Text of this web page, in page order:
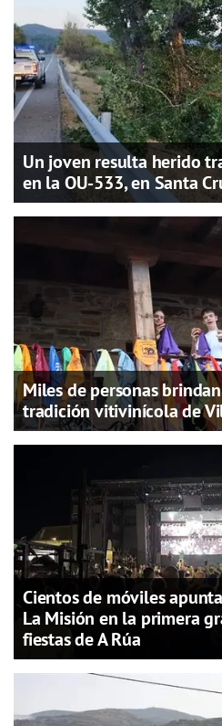
Un joven resulta herido
en la OU-533, en Santa
Miles de personas
tradición vitivinícola de
Cientos de móviles
La Misión en la primera
fiestas de A Rúa